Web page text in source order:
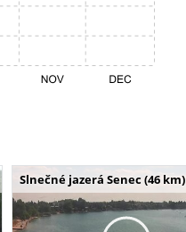
Slnečné jazerá Senec (46 km)